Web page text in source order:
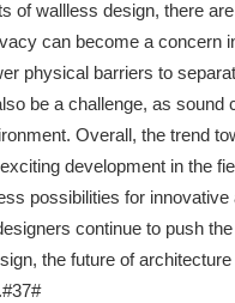
of wallless design, there
can become a concern
physical barriers to
be a challenge, as sound
Overall, the trend
development in the
possibilities for innovative
continue to push
the future of